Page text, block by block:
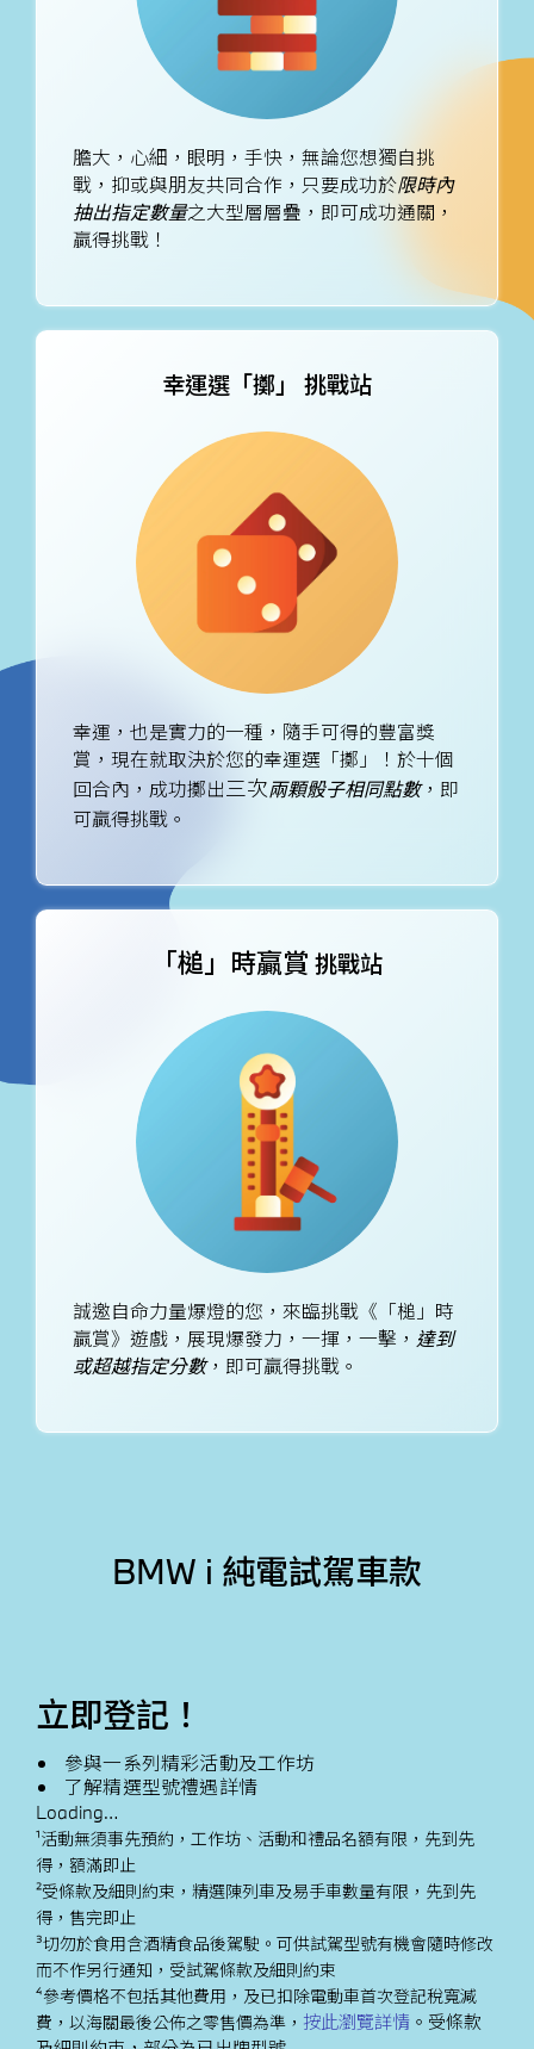
膽大，心細，眼明，手快，無論您想獨自挑
戰，抑或與朋友共同合作，只要成功於限時內
抽出指定數量之大型層層疊，即可成功通關，
贏得挑戰！
幸運選「擲」 挑戰站
幸運，也是實力的一種，隨手可得的豐富獎
賞，現在就取決於您的幸運選「擲」！於十個
回合內，成功擲出三次兩顆骰子相同點數，即
可贏得挑戰。
「槌」時贏賞 挑戰站
誠邀自命力量爆燈的您，來臨挑戰《「槌」時
贏賞》遊戲，展現爆發力，一揮，一擊， 達到
或超越指定分數，即可贏得挑戰。
BMW i 純電試駕車款
立即登記！
參與一系列精彩活動及工作坊
了解精選型號禮遇詳情
Loading…
¹活動無須事先預約，工作坊、活動和禮品名額有限，先到先
得，額滿即止
²受條款及細則約束，精選陳列車及易手車數量有限，先到先
得，售完即止
³切勿於食用含酒精食品後駕駛。可供試駕型號有機會隨時修改
而不作另行通知，受試駕條款及細則約束
⁴參考價格不包括其他費用，及已扣除電動車首次登記稅寬減
費，以海關最後公佈之零售價為準， 按此瀏覽詳情 。受條款